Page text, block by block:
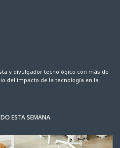
y divulgador tecnológico con más de
del impacto de la tecnología en la
ESTA SEMANA